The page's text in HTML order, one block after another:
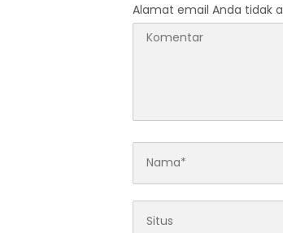
Alamat email Anda tidak